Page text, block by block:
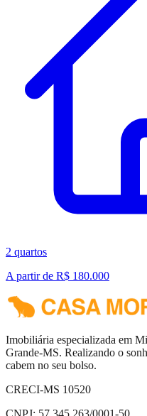
2 quartos
A partir de R$ 180.000
Imobiliária especializada em
Grande-MS. Realizando o
cabem no seu bolso.
CRECI-MS 10520